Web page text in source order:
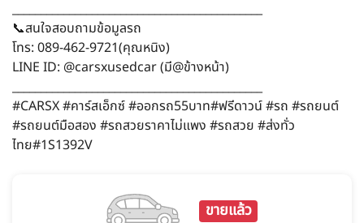
📞สนใจสอบถามข้อมูลรถ
โทร: 089-462-9721(คุณหนิง)
LINE ID: @carsxusedcar (มี@ข้างหน้า)
#CARSX #คาร์สเอ็กซ์ #ออกรถ55บาท#ฟรีดาวน์ #รถ #รถยนต์
#รถยนต์มือสอง #รถสวยราคาไม่แพง #รถสวย #ส่งทั่ว
ไทย#1S1392V
ขายแล้ว